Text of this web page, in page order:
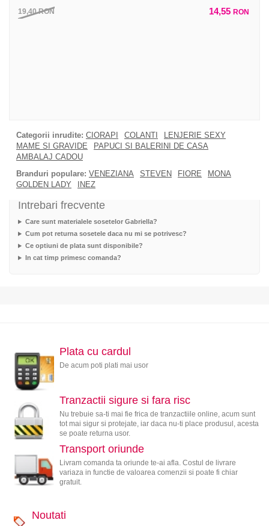
19,40RON 14,55 RON
Categorii inrudite: CIORAPI COLANTI
LENJERIE SEXY
MAME SI GRAVIDE
PAPUCI SI BALERINI DE CASA
AMBALAJ CADOU
Branduri populare: VENEZIANA STEVEN FIORE
MONA
GOLDEN LADY
INEZ
Intrebari frecvente
Care sunt materialele sosetelor Gabriella?
Cum pot returna sosetele daca nu mi se potrivesc?
Ce optiuni de plata sunt disponibile?
In cat timp primesc comanda?
Plata cu cardul
De acum poti plati mai usor
Tranzactii sigure si fara risc
Nu trebuie sa-ti mai fie frica de tranzactiile online, acum sunt
tot mai sigur si protejate, iar daca nu-ti place produsul, acesta
se poate returna usor.
Transport oriunde
Livram comanda ta oriunde te-ai afla. Costul de livrare
variaza in functie de valoarea comenzii si poate fi chiar
gratuit.
Noutati